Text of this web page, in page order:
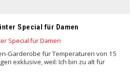
Special für Damen
Garderobe für Temperaturen von 15
exklusive, weil: Ich bin zu alt für